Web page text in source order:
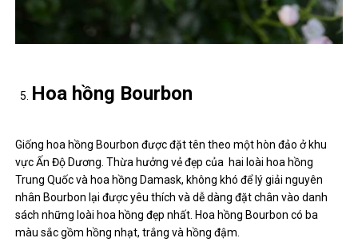
Hoa hồng Bourbon
Giống hoa hồng Bourbon được đặt tên theo một hòn đảo ở khu
vực Ấn Độ Dương. Thừa hưởng vẻ đẹp của hai loài hoa hồng
Trung Quốc và hoa hồng Damask, không khó để lý giải nguyên
nhân Bourbon lại được yêu thích và dễ dàng đặt chân vào danh
sách những loài hoa hồng đẹp nhất. Hoa hồng Bourbon có ba
màu sắc gồm hồng nhạt, trắng và hồng đậm.